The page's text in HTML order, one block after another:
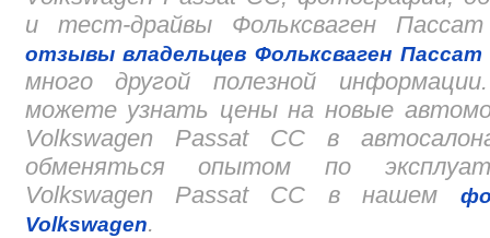
и тест-драйвы Фольксваген
отзывы владельцев Фольксваген
много другой полезной
можете узнать цены на новые
Volkswagen Passat CC в
обменяться опытом по
Volkswagen Passat CC в нашем
Volkswagen.